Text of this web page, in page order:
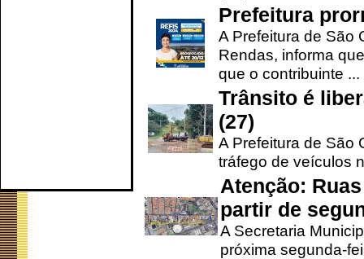
Prefeitura
A Prefeitura de São
Rendas, informa
que o contribuinte ...
Trânsito é
(27)
A Prefeitura de São
tráfego de veículos
Atenção:
partir de
A Secretaria
próxima segunda-